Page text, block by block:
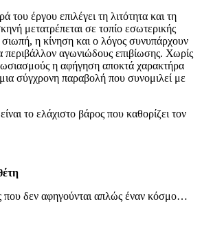
του έργου επιλέγει τη λιτότητα και τη
μετατρέπεται σε τοπίο εσωτερικής
η κίνηση και ο λόγος συνυπάρχουν
περιβάλλον αγωνιώδους επιβίωσης. Χωρίς
η αφήγηση αποκτά χαρακτήρα
σύγχρονη παραβολή που συνομιλεί με
το ελάχιστο βάρος που καθορίζει τον
που δεν αφηγούνται απλώς έναν κόσμο…